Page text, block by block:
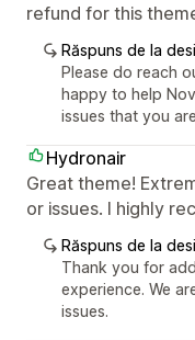
refund for this
Răspuns de la
Please do reach
happy to help
issues that you
Hydronair
Great theme!
or issues. I highly
Răspuns de la
Thank you for
experience. We
issues.